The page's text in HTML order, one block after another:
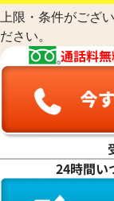
上限・条件がござ
ださい。
通話料無
24時間い